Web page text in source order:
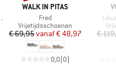
MERK
WALK IN PITAS
Artikel
Fred
Productgroep
Vrijetijdsschoenen
Prijs
€ 69,95 Verlaagde prijs
vanaf€ 48,97
0,0(0)
€